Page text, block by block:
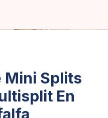
Mini Splits
En